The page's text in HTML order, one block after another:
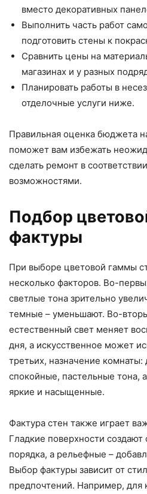
вместо декоративных
Выполнить часть работ
подготовить стены к
Сравнить цены на
магазинах и у разных
Планировать работы в
отделочные услуги ниже.
Правильная оценка бюджета
поможет вам избежать
сделать ремонт в
возможностями.
Подбор
фактуры
При выборе цветовой гаммы
несколько факторов. Во-
светлые тона зрительно
темные – уменьшают. Во-
естественный свет меняет
дня, а искусственное может
третьих, назначение комнаты:
спокойные, пастельные тона,
яркие и насыщенные.
Фактура стен также играет
Гладкие поверхности
порядка, а рельефные –
Выбор фактуры зависит от
предпочтений. Например, для